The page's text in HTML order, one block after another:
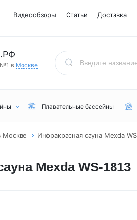
Видеообзоры Статьи Доставка
№1 в Москве
Уличные
Плавательные бассейны
Снежные
Москве Инфракрасная сауна Mexda
Mexda WS-1813